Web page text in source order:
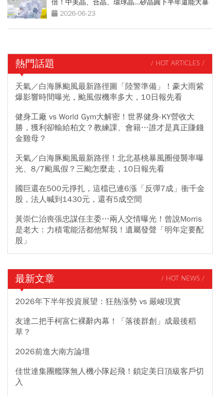
倍！中美晶、合晶、環球晶...矽晶圓下半年還能大暴
漲？2026-06-23
熱門話題 / HOT ARTICLES /
天氣／白海豚颱風最新路徑圖「陸警準備」！豪大雨紫
爆影響時間曝光，颱風假機率多大，10日報先看
健身工廠 vs World Gym大解密！世界健身-KY營收大
勝，獲利卻輸給柏文？教練課、會籍…誰才是真正賺錢
金雞母？
天氣／白海豚颱風最新路徑！北北基桃暴風圈侵襲率曝
光、8/7颱風假？三颱怎麼走，10日報先看
國巨還在500元掙扎，這檔已連6漲「反彈7成」衝千金
股，法人喊到1430元，還有5成空間
黃崇仁治喪張忠謀任主委…兩人交情曝光！曾說Morris
是老大：力積電能活都他幫我！遺屬發聲「明年定要配
股」
最新文章 / HOT NEWS /
2026年下半年投資展望：狂熱漲勢 vs 嚴峻現實
友達二把手柯富仁裸辭內幕！「落後群創」成最後稻
草？
2026前進大南方論壇
佳世達集團艦隊無人機小隊起飛！鎖定美日頂級客戶切
入